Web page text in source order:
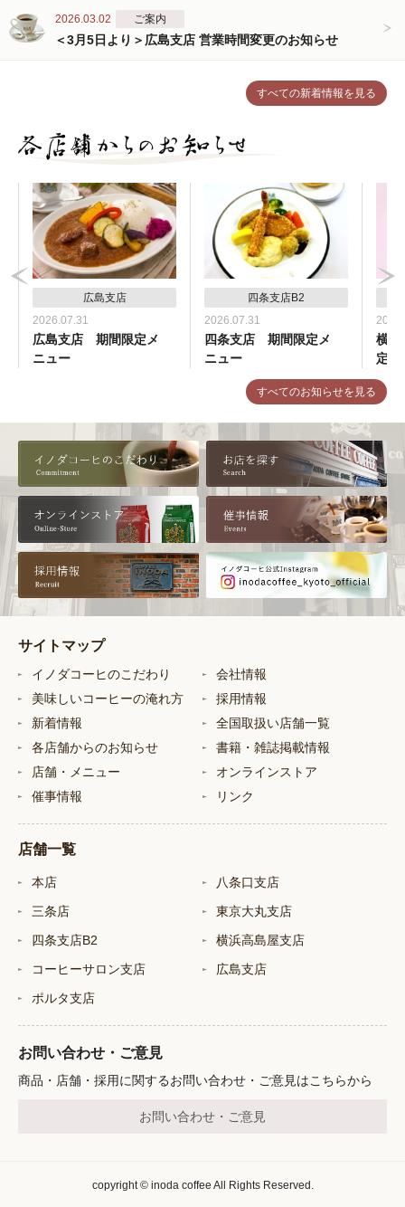
すべての新着情報を見る
2026.03.02 ご案内
＜3月5日より＞広島支店 営業時間変更のお知らせ
すべてのお知らせを見る
広島支店
2026.07.31
広島支店 期間限定メ
ニュー
四条支店B2
2026.07.31
四条支店 期間限定メ
ニュー
横
定メ
サイトマップ
イノダコーヒのこだわり
美味しいコーヒーの淹れ方
新着情報
各店舗からのお知らせ
店舗・メニュー
催事情報
会社情報
採用情報
全国取扱い店舗一覧
書籍・雑誌掲載情報
オンラインストア
リンク
店舗一覧
本店
三条店
四条支店B2
コーヒーサロン支店
ポルタ支店
八条口支店
東京大丸支店
横浜高島屋支店
広島支店
お問い合わせ・ご意見
商品・店舗・採用に関するお問い合わせ・ご意見はこちらから
お問い合わせ・ご意見
copyright © inoda coffee All Rights Reserved.